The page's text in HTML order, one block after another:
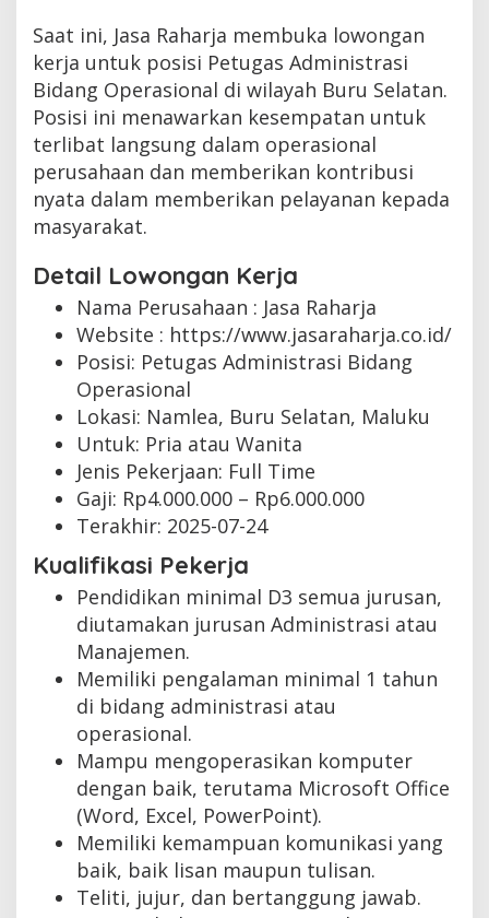
Saat ini, Jasa Raharja membuka lowongan
kerja untuk posisi Petugas Administrasi
Bidang Operasional di wilayah Buru Selatan.
Posisi ini menawarkan kesempatan untuk
terlibat langsung dalam operasional
perusahaan dan memberikan kontribusi
nyata dalam memberikan pelayanan kepada
masyarakat.
Detail Lowongan Kerja
Nama Perusahaan : Jasa Raharja
Website : https://www.jasaraharja.co.id/
Posisi: Petugas Administrasi Bidang
Operasional
Lokasi: Namlea, Buru Selatan, Maluku
Untuk: Pria atau Wanita
Jenis Pekerjaan: Full Time
Gaji: Rp4.000.000 – Rp6.000.000
Terakhir: 2025-07-24
Kualifikasi Pekerja
Pendidikan minimal D3 semua jurusan,
diutamakan jurusan Administrasi atau
Manajemen.
Memiliki pengalaman minimal 1 tahun
di bidang administrasi atau
operasional.
Mampu mengoperasikan komputer
dengan baik, terutama Microsoft Office
(Word, Excel, PowerPoint).
Memiliki kemampuan komunikasi yang
baik, baik lisan maupun tulisan.
Teliti, jujur, dan bertanggung jawab.